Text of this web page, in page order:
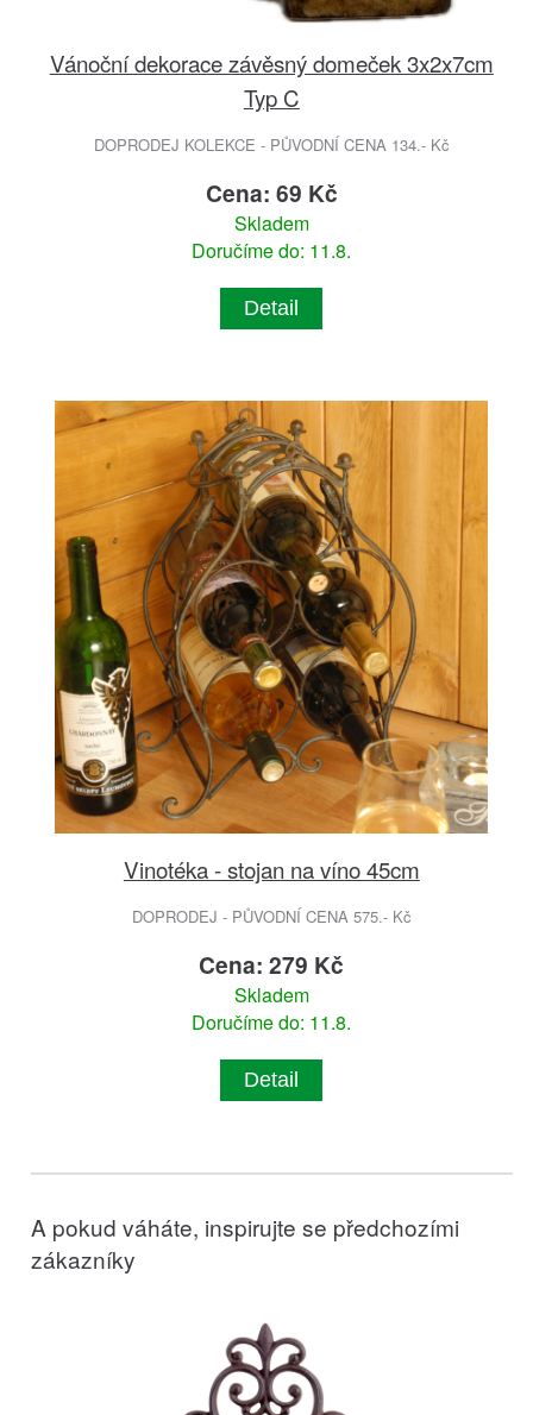
Vánoční dekorace závěsný domeček 3x2x7cm
Typ C
DOPRODEJ KOLEKCE - PŮVODNÍ CENA 134.- Kč
Cena: 69 Kč
Skladem
Doručíme do: 11.8.
Detail
Vinotéka - stojan na víno 45cm
DOPRODEJ - PŮVODNÍ CENA 575.- Kč
Cena: 279 Kč
Skladem
Doručíme do: 11.8.
Detail
A pokud váháte, inspirujte se předchozími
zákazníky